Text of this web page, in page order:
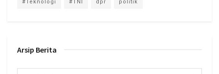
#Teknologi #TNI dpr politik
Arsip Berita